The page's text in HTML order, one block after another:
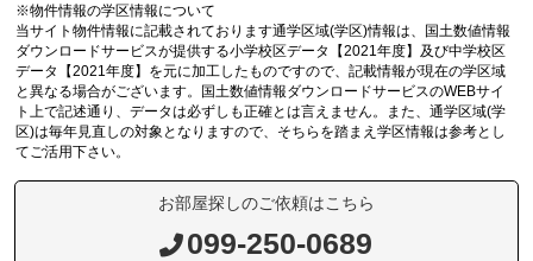
※物件情報の学区情報について
当サイト物件情報に記載されております通学区域(学区)情報は、国土数値情報
ダウンロードサービスが提供する小学校区データ【2021年度】及び中学校区
データ【2021年度】を元に加工したものですので、記載情報が現在の学区域
と異なる場合がございます。国土数値情報ダウンロードサービスのWEBサイ
ト上で記述通り、データは必ずしも正確とは言えません。また、通学区域(学
区)は毎年見直しの対象となりますので、そちらを踏まえ学区情報は参考とし
てご活用下さい。
お部屋探しのご依頼はこちら
099-250-0689